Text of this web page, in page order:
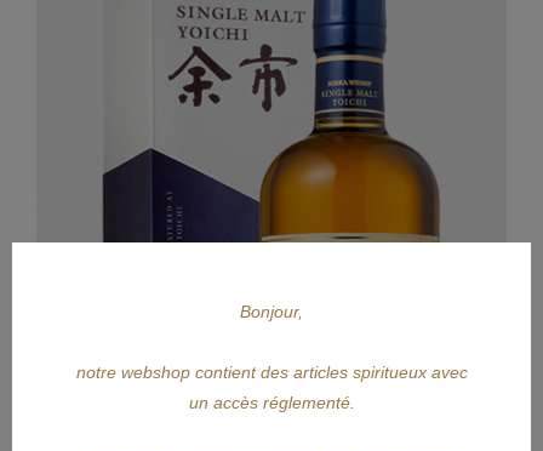
Bonjour,
notre webshop contient des articles spiritueux avec
un accès réglementé.